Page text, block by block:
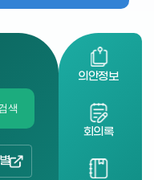
색
의안정보
회의록